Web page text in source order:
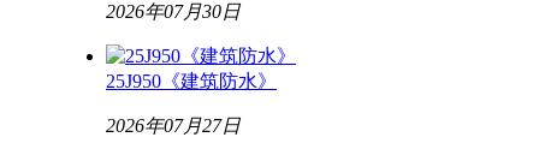
2026年07月30日
25J950《建筑防水》
2026年07月27日